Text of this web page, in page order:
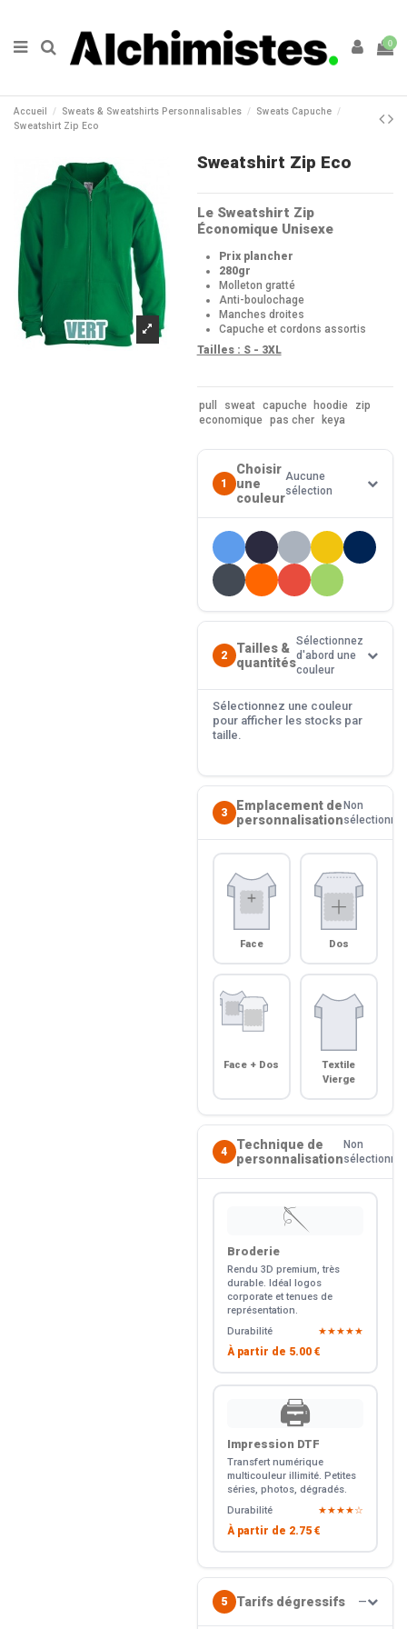
0
Accueil Sweats & Sweatshirts Personnalisables
Sweats Capuche
Sweatshirt Zip Eco
Sweatshirt Zip Eco
Le Sweatshirt Zip
Économique Unisexe
Prix plancher
280gr
Molleton gratté
Anti-boulochage
Manches droites
Capuche et cordons assortis
Tailles : S - 3XL
pull sweat capuche hoodie
zip
economique pas cher keya
1
Choisir
une
couleur
Aucune
sélection
2
Tailles &
quantités
Sélectionnez
d'abord une
couleur
Sélectionnez une couleur
pour afficher les stocks par
taille.
3
Emplacement de
personnalisation
Non
sélectionné
Face Dos
Face + Dos
Textile
Vierge
4
Technique de
personnalisation
Non
sélectionné
🪡
Broderie
Rendu 3D premium, très
durable. Idéal logos
corporate et tenues de
représentation.
Durabilité
★★★★★
À partir de 5.00 €
🖨️
Impression DTF
Transfert numérique
multicouleur illimité. Petites
séries, photos, dégradés.
Durabilité
★★★★☆
À partir de 2.75 €
5 Tarifs dégressifs —